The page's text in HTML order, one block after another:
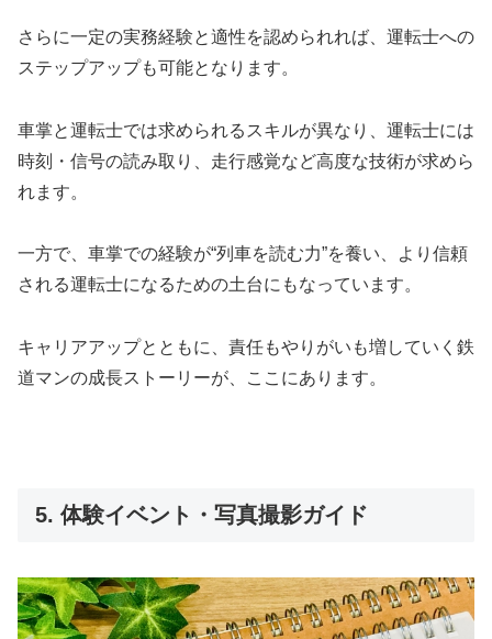
さらに一定の実務経験と適性を認められれば、運転士への
ステップアップも可能となります。
車掌と運転士では求められるスキルが異なり、運転士には
時刻・信号の読み取り、走行感覚など高度な技術が求めら
れます。
一方で、車掌での経験が“列車を読む力”を養い、より信頼
される運転士になるための土台にもなっています。
キャリアアップとともに、責任もやりがいも増していく鉄
道マンの成長ストーリーが、ここにあります。
5. 体験イベント・写真撮影ガイド